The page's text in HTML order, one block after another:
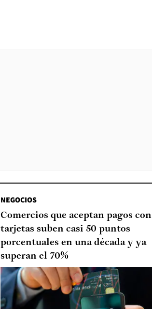
NEGOCIOS
Comercios que aceptan pagos con
tarjetas suben casi 50 puntos
porcentuales en una década y ya
superan el 70%